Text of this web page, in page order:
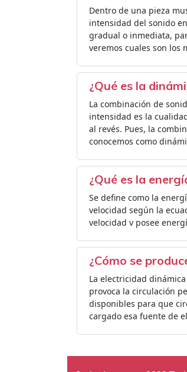
Dentro de una pieza
intensidad del sonido
gradual o inmediata,
veremos cuales son los
¿Qué es la
La combinación de
intensidad es la
al revés. Pues, la
conocemos como
¿Qué es la
Se define como la
velocidad según la
velocidad v posee
¿Cómo se
La electricidad
provoca la circulación
disponibles para que
cargado esa fuente de